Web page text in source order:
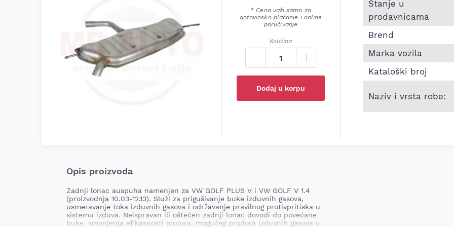
* Cena važi samo za
gotovinsko plaćanje i online
poručivanje
Količina
Dodaj u korpu
Stanje u
prodavnicama
Brend
Marka vozila
Kataloški broj
Naziv i vrsta robe:
Opis proizvoda
Zadnji lonac auspuha namenjen za VW GOLF PLUS V i VW GOLF V 1.4
(proizvodnja 10.03-12.13). Služi za prigušivanje buke izduvnih gasova,
usmeravanje toka izduvnih gasova i održavanje pravilnog protivpritiska u
sistemu izduva. Neispravan ili oštećen zadnji lonac dovodi do povećane
buke, smanjenja efikasnosti motora, mogućeg prodora izduvnih gasova u